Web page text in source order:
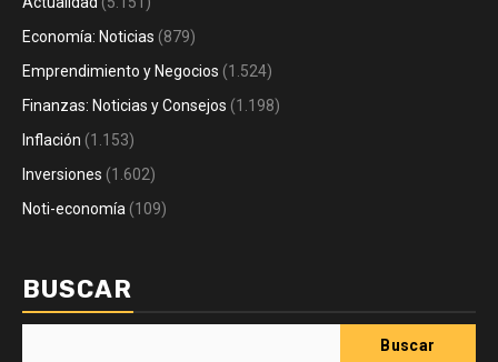
Economía: Noticias (879)
Emprendimiento y Negocios (1.524)
Finanzas: Noticias y Consejos (1.198)
Inflación (1.153)
Inversiones (1.602)
Noti-economía (109)
BUSCAR
Buscar